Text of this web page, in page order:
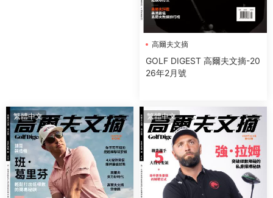
高爾夫文摘
GOLF DIGEST 高爾夫文摘-20
26年2月號
繁體中文 繁體中文